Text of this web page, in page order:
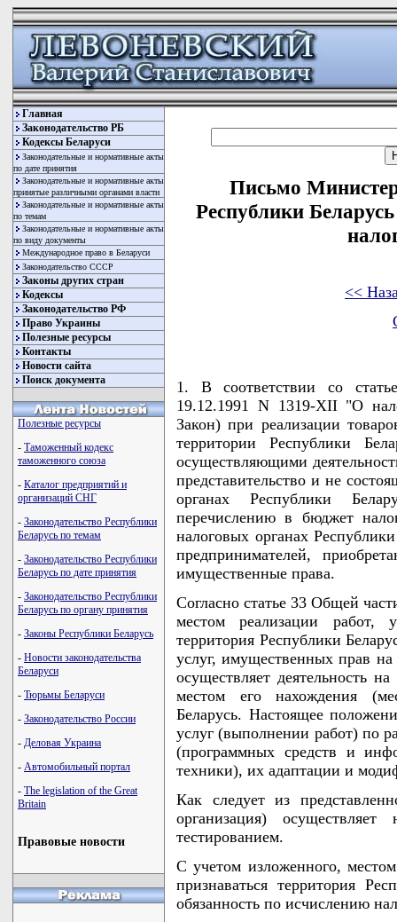
Главная
Законодательство РБ
Кодексы Беларуси
Законодательные и нормативные акты
по дате принятия
Законодательные и нормативные акты
принятые различными органами власти
Законодательные и нормативные акты
по темам
Законодательные и нормативные акты
по виду документы
Международное право в Беларуси
Законодательство СССР
Законы других стран
Кодексы
Законодательство РФ
Право Украины
Полезные ресурсы
Контакты
Новости сайта
Поиск документа
Полезные ресурсы
- Таможенный кодекс
таможенного союза
- Каталог предприятий и
организаций СНГ
- Законодательство Республики
Беларусь по темам
- Законодательство Республики
Беларусь по дате принятия
- Законодательство Республики
Беларусь по органу принятия
- Законы Республики Беларусь
- Новости законодательства
Беларуси
- Тюрьмы Беларуси
- Законодательство России
- Деловая Украина
- Автомобильный портал
- The legislation of the Great
Britain
Правовые новости
Письмо
Республики
<<
1. В соответствии со
19.12.1991 N 1319-XII "О
Закон) при реализации
территории Республики
осуществляющими
представительство и не
органах Республики
перечислению в бюджет
налоговых органах
предпринимателей,
имущественные права.
Согласно статье 33 Общей
местом реализации работ,
территория Республики
услуг, имущественных прав на
осуществляет деятельность
местом его нахождения
Беларусь. Настоящее
услуг (выполнении работ) по
(программных средств и
техники), их адаптации и
Как следует из
организация)
тестированием.
С учетом изложенного,
признаваться территория
обязанность по исчислению